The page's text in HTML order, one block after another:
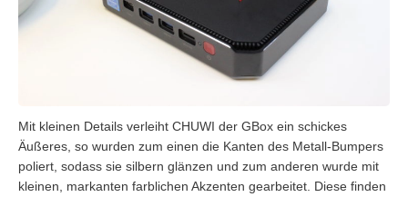
Mit kleinen Details verleiht CHUWI der GBox ein schickes
Äußeres, so wurden zum einen die Kanten des Metall-Bumpers
poliert, sodass sie silbern glänzen und zum anderen wurde mit
kleinen, markanten farblichen Akzenten gearbeitet. Diese finden